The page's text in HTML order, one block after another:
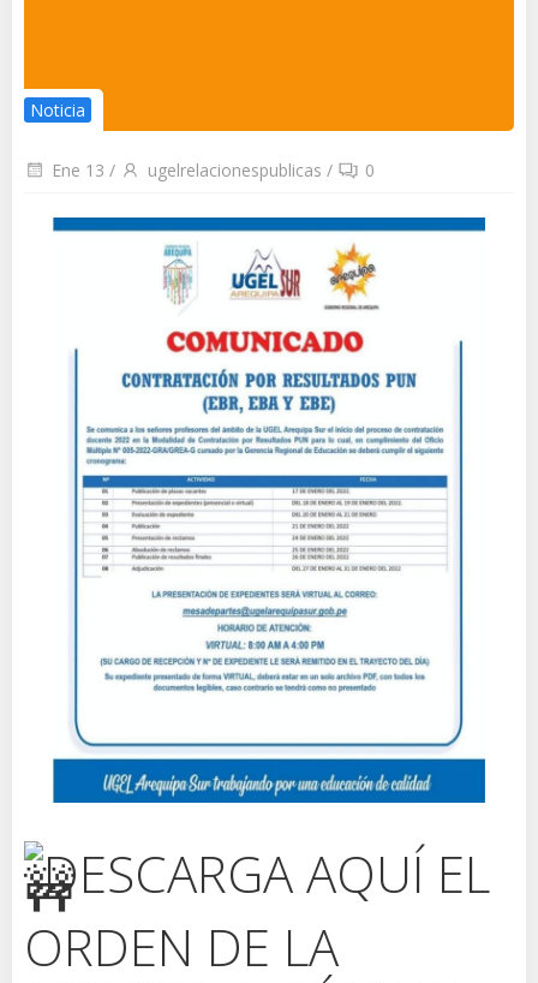
Noticia
Ene 13 / ugelrelacionespublicas / 0
DESCARGA AQUÍ EL
ORDEN DE LA